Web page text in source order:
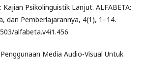
Kajian Psikolinguistik Lanjut. ALFABETA:
dan Pemberlajarannya, 4(1), 1–14.
alfabeta.v4i1.456
Media Audio-Visual Untuk